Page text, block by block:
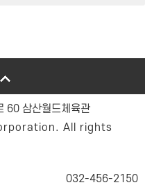
60 삼산월드체육관
All rights
032-456-2150